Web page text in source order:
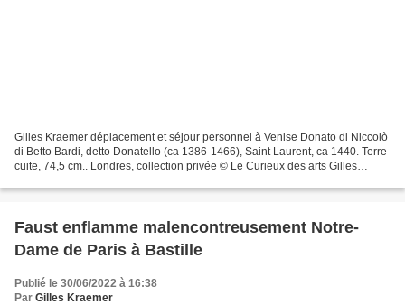
Gilles Kraemer déplacement et séjour personnel à Venise Donato di Niccolò
di Betto Bardi, detto Donatello (ca 1386-1466), Saint Laurent, ca 1440. Terre
cuite, 74,5 cm.. Londres, collection privée © Le Curieux des arts Gilles
Faust enflamme malencontreusement Notre-
Dame de Paris à Bastille
Publié le 30/06/2022 à 16:38
Par Gilles Kraemer